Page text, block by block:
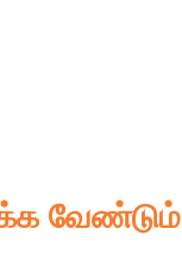
வேண்டும்